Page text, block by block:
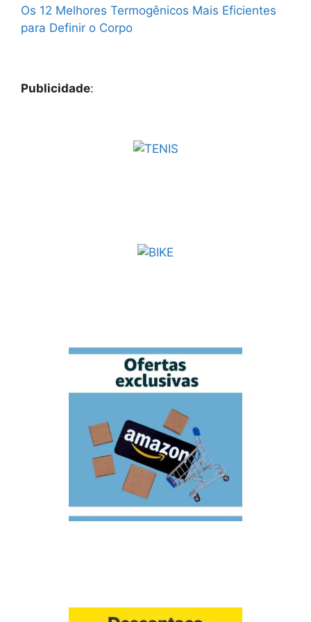
Os 12 Melhores Termogênicos Mais Eficientes
para Definir o Corpo
Publicidade: